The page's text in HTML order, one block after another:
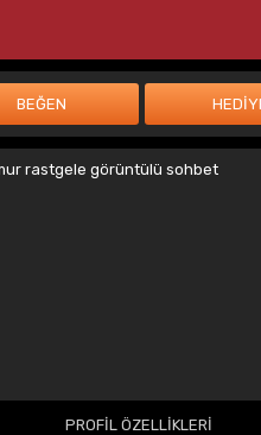
PROFİL ÖZELLİKLERİ